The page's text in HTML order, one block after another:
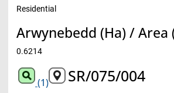
Residential
Arwynebedd (Ha) / Area
0.6214
(1) SR/075/004